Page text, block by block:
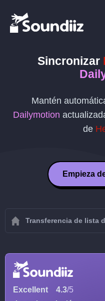
Sincronizar
Mantén
Dailymotion
de
Empieza
Transferencia de lista
Excellent 4.3/5